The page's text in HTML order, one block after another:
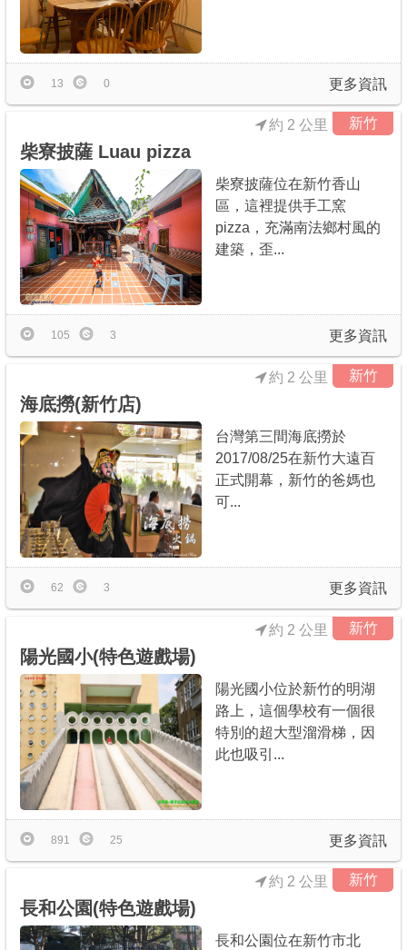
更多資訊
13 0
新竹
約 2 公里
柴寮披薩 Luau pizza
柴寮披薩位在新竹香山
區，這裡提供手工窯
pizza，充滿南法鄉村風的
建築，歪...
更多資訊
105 3
新竹
約 2 公里
海底撈(新竹店)
台灣第三間海底撈於
2017/08/25在新竹大遠百
正式開幕，新竹的爸媽也
可...
更多資訊
62 3
新竹
約 2 公里
陽光國小(特色遊戲場)
陽光國小位於新竹的明湖
路上，這個學校有一個很
特別的超大型溜滑梯，因
此也吸引...
更多資訊
891 25
新竹
約 2 公里
長和公園(特色遊戲場)
長和公園位在新竹市北